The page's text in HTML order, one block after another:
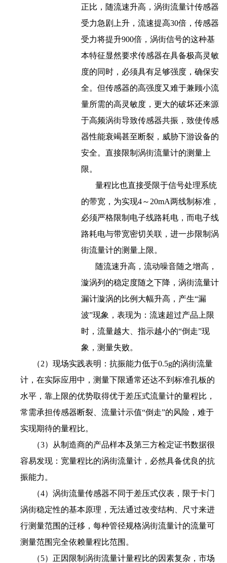
正比，随流速升高，涡街流量计传感器
受力急剧上升，流速提高30倍，传感器
受力将提升900倍，涡街信号的这种基
本特征显然要求传感器在具备极高灵敏
度的同时，必须具有足够强度，确保安
全。但传感器的高强度又难于兼顾小流
量所需的高灵敏度，更大的破坏还来源
于高频涡街导致传感器共振，致使传感
器性能衰竭甚至断裂，威胁下游设备的
安全。直接限制涡街流量计的测量上
限。
量程比也直接受限于信号处理系统
的带宽，为实现4～20mA两线制标准，
必须严格限制电子线路耗电，而电子线
路耗电与带宽密切关联，进一步限制涡
街流量计的测量上限。
随流速升高，流动噪音随之增高，
漩涡列的稳定度随之下降，涡街流量计
漏计漩涡的比例大幅升高，产生“漏
波”现象，表现为：流速超过产品上限
时，流量越大、指示越小的“倒走”现
象，测量失败。
（2）现场实践表明：抗振能力低于0.5g的涡街流量
计，在实际应用中，测量下限通常还达不到标准孔板的
水平，靠上限的优势取得优于差压式流量计的量程比，
常需承担传感器断裂、流量计示值“倒走”的风险，难于
实现期待的量程比。
（3）从制造商的产品样本及第三方检定证书数据很
容易发现：宽量程比的涡街流量计，必然具备优良的抗
振能力。
（4）涡街流量传感器不同于差压式仪表，限于卡门
涡街稳定性的基本原理，无法通过改变结构、尺寸来进
行测量范围的迁移，每种管径规格涡街流量计的流量可
测量范围完全依赖量程比范围。
（5）正因限制涡街流量计量程比的因素复杂，市场